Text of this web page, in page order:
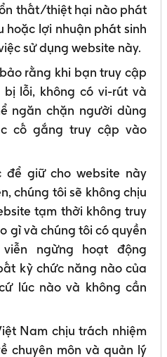
thất/thiệt hại nào phát
hoặc lợi nhuận phát sinh
sử dụng website này.
rằng khi bạn truy cập
lỗi, không có vi-rút và
ngăn chặn người dùng
cố gắng truy cập vào
để giữ cho website này
chúng tôi sẽ không chịu
tạm thời không truy
gì và chúng tôi có quyền
ngừng hoạt động
kỳ chức năng nào của
lúc nào và không cần
Nam chịu trách nhiệm
chuyên môn và quản lý